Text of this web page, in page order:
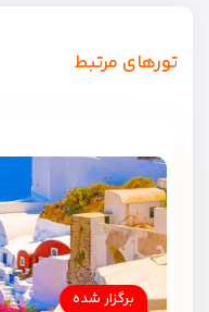
تورهای مرتبط
برگزار شده